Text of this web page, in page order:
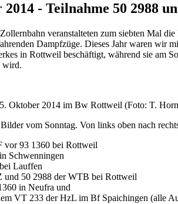
- Teilnahme 50 2988
veranstalteten zum siebten Mal
Dampfzüge. Dieses Jahr waren wir
in Rottweil beschäftigt, während sie am
wird.
Oktober 2014 im Bw Rottweil (Foto: T.
vom Sonntag. Von links oben nach
vor 93 1360 bei Rottweil
Schwenningen
Lauffen
und 50 2988 der WTB bei Rottweil
in Neufra und
VT 233 der HzL im Bf Spaichingen (alle